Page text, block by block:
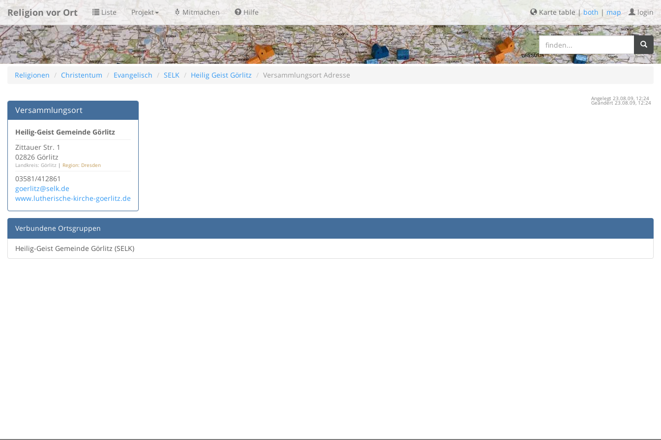
Religion vor Ort Liste Projekt Mitmachen Hilfe login
Karte table |both | map
Religionen Christentum Evangelisch SELK Heilig Geist Görlitz Versammlungsort Adresse
Angelegt 23.08.09, 12:24
Geändert 23.08.09, 12:24
Versammlungsort
Heilig-Geist Gemeinde Görlitz
Zittauer Str. 1
02826 Görlitz
Landkreis: Görlitz | Region: Dresden
03581/412861
goerlitz@selk.de
www.lutherische-kirche-goerlitz.de
Verbundene Ortsgruppen
Heilig-Geist Gemeinde Görlitz (SELK)